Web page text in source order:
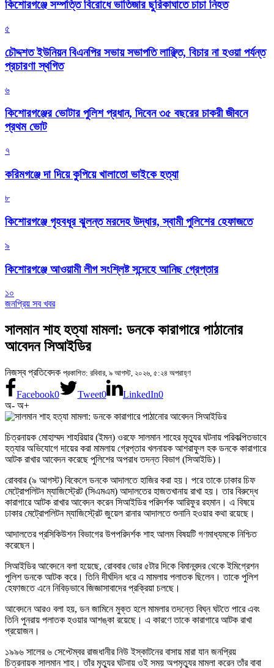
কিশোরগঞ্জে সম্পত্তি বিরোধে ভাতিজার ছুরিকাঘাতে চাচা নিহত
৫
চৌদ্দশত ইউনিয়ন বিএনপির সভায় সভাপতি লাঞ্ছিত, বিচার না হওয়া পর্যন্ত
প্রচারণা স্থগিত
৬
কিশোরগঞ্জের ভোটার পুলিশ প্রধান, দিবেন ৩৫ বছরের চাকরী জীবনে
প্রথম ভোট
৭
করিমগঞ্জে দা দিয়ে কুপিয়ে খালাতো ভাইকে হত্যা
৮
কিশোরগঞ্জে গৃহবধূর ঝুলন্ত মরদেহ উদ্ধার, স্বামী পুলিশের হেফাজতে
৯
কিশোরগঞ্জে আওয়ামী লীগ সংশ্লিষ্ট সন্দেহে আনিছ গ্রেপ্তার
১০
জনপ্রিয় সব খবর
সালমান শাহ হত্যা মামলা: ডনকে কারাগারে পাঠানোর
আবেদন সিআইডির
নিজস্ব প্রতিবেদক প্রকাশিত: রবিবার, ৯ আগস্ট, ২০২৬, ৫:২৪ অপরাহ্ণ
Facebook0 Tweet0 LinkedIn0
অ- অ+
চিত্রনায়ক মোহাম্মদ শাহরিয়ার (ইমন) ওরফে সালমান শাহের মৃত্যুর ঘটনায় পরিকল্পিতভাবে
হত্যার অভিযোগে দায়ের করা মামলায় গ্রেপ্তার খলনায়ক আশরাফুল হক ডনকে কারাগারে
আটক রাখার আবেদন করেছে পুলিশের অপরাধ তদন্ত বিভাগ (সিআইডি)।
রোববার (৯ আগস্ট) বিকেলে ডনকে আদালতে হাজির করা হয়। পরে তাকে ঢাকার চিফ
মেট্রোপলিটন ম্যাজিস্ট্রেট (সিএমএম) আদালতের হাজতখানায় রাখা হয়। তার বিরুদ্ধে
কারাগারে আটক রাখার আবেদন করেন সিআইডির পরিদর্শক আরিফুর রহমান। এ বিষয়ে
ঢাকার মেট্রোপলিটন ম্যাজিস্ট্রেট জুয়েল রানার আদালতে শুনানি হওয়ার কথা রয়েছে।
আদালতের প্রসিকিউশন বিভাগের উপপরিদর্শক শাহ আলম বিষয়টি গণমাধ্যমকে নিশ্চিত
করেছেন।
সিআইডির আবেদনে বলা হয়েছে, রোববার ভোর ৫টার দিকে বিমানবন্দর থেকে ইমিগ্রেশন
পুলিশ ডনকে আটক করে। তিনি দীর্ঘদিন ধরে এ মামলায় পলাতক ছিলেন। তাকে পুলিশ
হেফাজতে এনে নিবিড়ভাবে জিজ্ঞাসাবাদের প্রক্রিয়া চলছে।
আবেদনে আরও বলা হয়, ডন জামিনে মুক্ত হলে মামলার তদন্তে বিঘ্ন ঘটতে পারে এবং
তিনি পুনরায় পলাতক হওয়ার আশঙ্কা রয়েছে। এ কারণে তাকে কারাগারে আটক রাখা
প্রয়োজন।
১৯৯৬ সালের ৬ সেপ্টেম্বর রাজধানীর নিউ ইস্কাটনের বাসায় মারা যান জনপ্রিয়
চিত্রনায়ক সালমান শাহ। তাঁর মৃত্যুর ঘটনায় ওই সময় অপমৃত্যুর মামলা করেন তাঁর বাবা